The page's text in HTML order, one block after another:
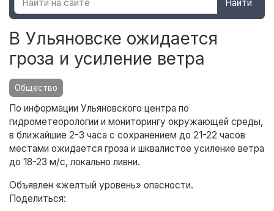
Найти
В Ульяновске ожидается
гроза и усиление ветра
Общество
По информации Ульяновского центра по
гидрометеорологии и мониторингу окружающей среды,
в ближайшие 2-3 часа с сохранением до 21-22 часов
местами ожидается гроза и шквалистое усиление ветра
до 18-23 м/с, локально ливни.
Объявлен «желтый уровень» опасности.
Поделиться: